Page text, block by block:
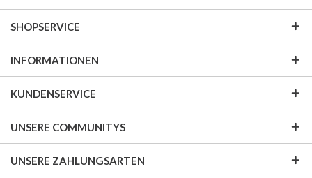
SHOPSERVICE
INFORMATIONEN
KUNDENSERVICE
UNSERE COMMUNITYS
UNSERE ZAHLUNGSARTEN